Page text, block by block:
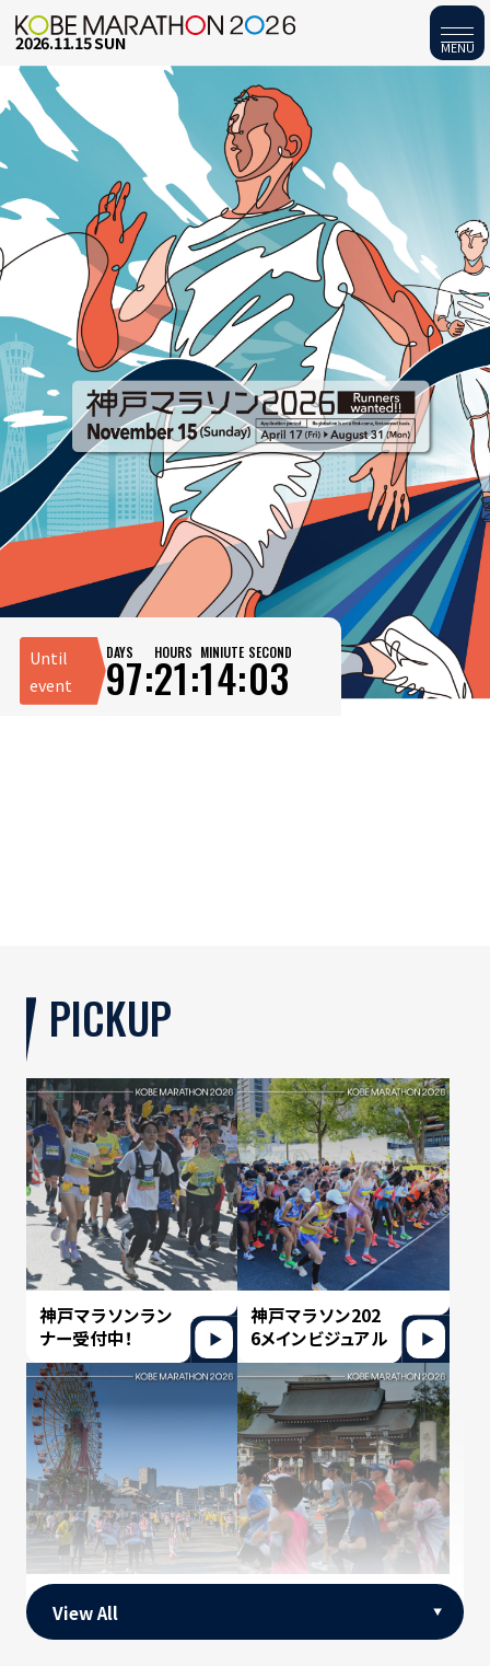
2026.11.15 SUN
Until
event
97:
DAYS 21:
HOURS 14:
MINIUTE 03
SECOND
PICKUP
神戸マラソンラン
ナー受付中！
神戸マラソン202
6メインビジュアル
ース
ット
View All
MENU